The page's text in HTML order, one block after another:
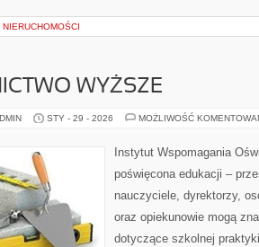
NIERUCHOMOŚCI
WYŻSZE
STY - 29 - 2026 MOŻLIWOŚĆ
Instytut Wspomagania
poświęcona edukacji –
nauczyciele, dyrektorzy,
oraz opiekunowie mogą
dotyczące szkolnej